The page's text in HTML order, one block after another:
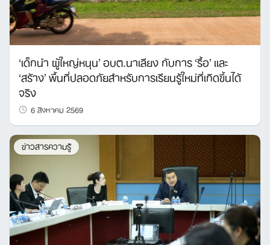
‘เด็กนำ ผู้ใหญ่หนุน’ อบต.นาเลียง กับการ ‘รื้อ’ และ
‘สร้าง’ พื้นที่ปลอดภัยสำหรับการเรียนรู้ใหม่ที่เกิดขึ้นได้
จริง
6 สิงหาคม 2569
ข่าวสารความรู้